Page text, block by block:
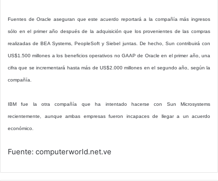
Fuentes de Oracle aseguran que este acuerdo reportará a la compañía más ingresos
sólo en el primer año después de la adquisición que los provenientes de las compras
realizadas de BEA Systems, PeopleSoft y Siebel juntas. De hecho, Sun contribuirá con
US$1.500 millones a los beneficios operativos no GAAP de Oracle en el primer año, una
cifra que se incrementará hasta más de US$2.000 millones en el segundo año, según la
compañía.
IBM fue la otra compañía que ha intentado hacerse con Sun Microsystems
recientemente, aunque ambas empresas fueron incapaces de llegar a un acuerdo
económico.
Fuente: computerworld.net.ve